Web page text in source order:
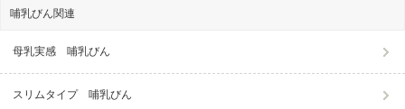
哺乳びん関連
母乳実感 哺乳びん
スリムタイプ 哺乳びん